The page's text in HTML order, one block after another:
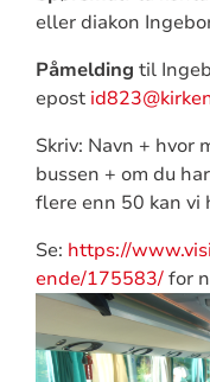
eller diakon
Påmelding til
epost
Skriv: Navn + hvor
bussen + om du
flere enn 50 kan vi
Se: https://
ende/175583/for